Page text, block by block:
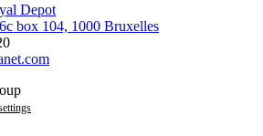
Depot
box 104, 1000 Bruxelles